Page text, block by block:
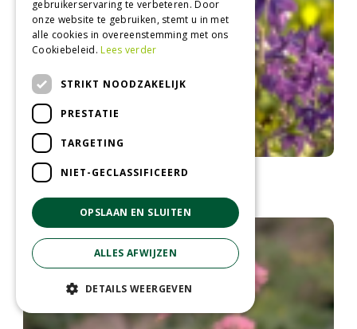
Ridderspoor
gebruikerservaring te verbeteren. Door
onze website te gebruiken, stemt u in met
alle cookies in overeenstemming met ons
Cookiebeleid.Lees verder
STRIKT NOODZAKELIJK
PRESTATIE
TARGETING
NIET-GECLASSIFICEERD
OPSLAAN EN SLUITEN
ALLES AFWIJZEN
DETAILS WEERGEVEN